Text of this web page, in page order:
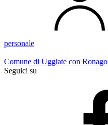
personale
Comune di Uggiate con Ronago
Seguici su